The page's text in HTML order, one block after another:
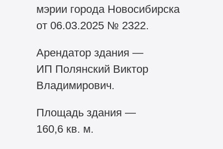
мэрии города Новосибирска
от 06.03.2025 № 2322.
Арендатор здания —
ИП Полянский Виктор
Владимирович.
Площадь здания —
160,6 кв. м.